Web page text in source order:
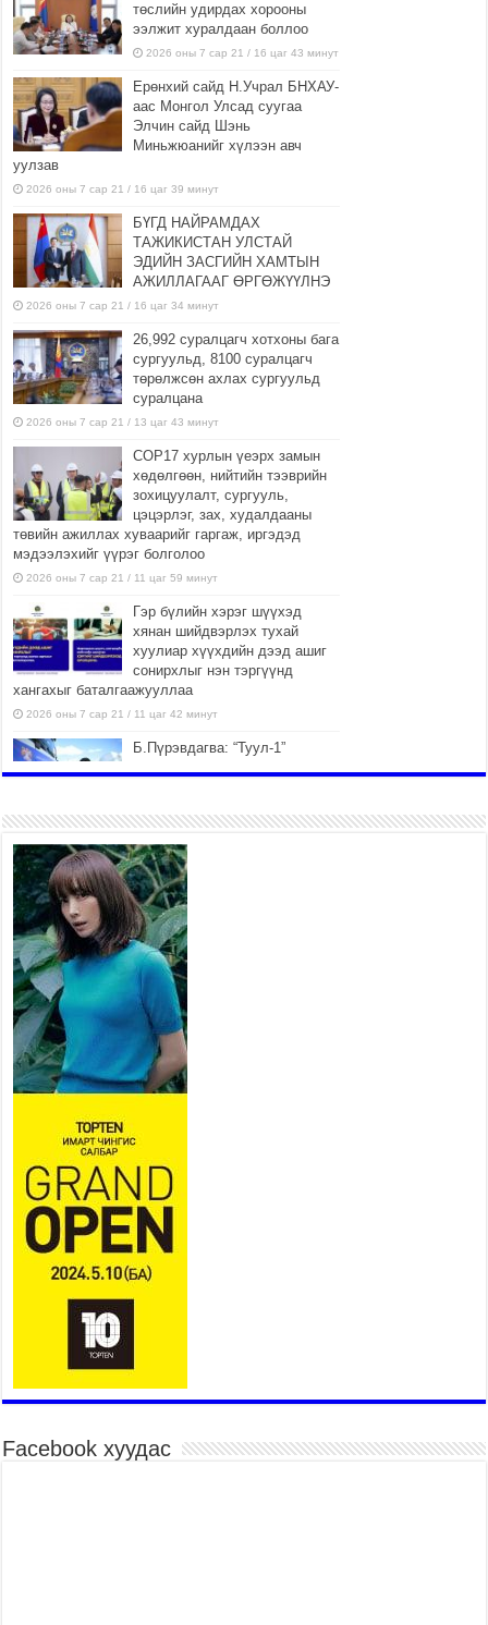
төслийн удирдах хорооны
ээлжит хуралдаан боллоо
2026 оны 7 сар 21 / 16 цаг 43 минут
Ерөнхий сайд Н.Учрал БНХАУ-
аас Монгол Улсад суугаа
Элчин сайд Шэнь
Миньжюанийг хүлээн авч
уулзав
2026 оны 7 сар 21 / 16 цаг 39 минут
БҮГД НАЙРАМДАХ
ТАЖИКИСТАН УЛСТАЙ
ЭДИЙН ЗАСГИЙН ХАМТЫН
АЖИЛЛАГААГ ӨРГӨЖҮҮЛНЭ
2026 оны 7 сар 21 / 16 цаг 34 минут
26,992 суралцагч хотхоны бага
сургуульд, 8100 суралцагч
төрөлжсөн ахлах сургуульд
суралцана
2026 оны 7 сар 21 / 13 цаг 43 минут
COP17 хурлын үеэрх замын
хөдөлгөөн, нийтийн тээврийн
зохицуулалт, сургууль,
цэцэрлэг, зах, худалдааны
төвийн ажиллах хуваарийг гаргаж, иргэдэд
мэдээлэхийг үүрэг болголоо
2026 оны 7 сар 21 / 11 цаг 59 минут
Гэр бүлийн хэрэг шүүхэд
хянан шийдвэрлэх тухай
хуулиар хүүхдийн дээд ашиг
сонирхлыг нэн тэргүүнд
хангахыг баталгаажууллаа
2026 оны 7 сар 21 / 11 цаг 42 минут
Б.Пүрэвдагва: “Туул-1”
2026 оны 7 сар 21 / 10 цаг 15 минут
НИЙСЛЭЛ, АЙМГИЙН УДИРДЛАГУУДЫН
АЖЛЫГ ХҮНД СУРТЛЫГ БУУРУУЛЖ, ИРГЭД,
АЖ АХУЙН НЭГЖИЙН АЧААГ ХЭРХЭН
ХӨНГӨЛСНӨӨР ДҮГНЭНЭ
2026 оны 7 сар 21 / 10 цаг 09 минут
Байнгын хорооны дарга М.Мандхай Цөлжилттэй
тэмцэх тухай НҮБ-ын конвенцын талуудын 17
дугаар бага хурал (СОР17)-ын бэлтгэл ажлын
явцтай танилцлаа
2026 оны 7 сар 21 / 10 цаг 03 минут
Б.Пүрэвдагва: Бүтээн байгуулалтын аливаа
ажил инженерийн хангамжийн байгууллагуудын
уялдаа холбоогүйгээс саатах ёсгүй
2026 оны 7 сар 20 / 17 цаг 21 минут
“Сэлбэ 20 минутын хот” төслийн анхны 12
давхар барилгын үндсэн карказ, цутгалтын ажил
дууслаа
2026 оны 7 сар 20 / 17 цаг 17 минут
бүхий тээврийн хэрэгсэлтэй холбоотой
нийслэлийн засаг дарга захирамж гаргалаа
2026 оны 7 сар 20 / 17 цаг 11 минут
Төв цэвэрлэх байгууламжид хоногт дунджаар 3
тонн хатуу хог хаягдал ирж байна
“Эхийн алдар” одонгийн шаардлагыг
Facebook хуудас